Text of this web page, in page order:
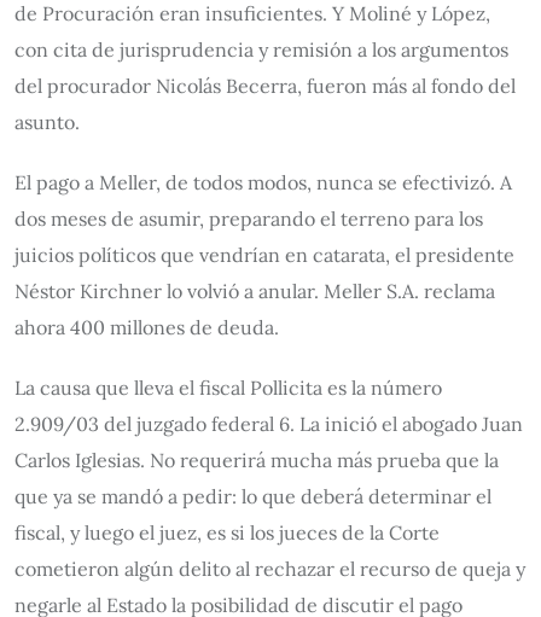
de Procuración eran insuficientes. Y Moliné y López,
con cita de jurisprudencia y remisión a los argumentos
del procurador Nicolás Becerra, fueron más al fondo del
asunto.
El pago a Meller, de todos modos, nunca se efectivizó. A
dos meses de asumir, preparando el terreno para los
juicios políticos que vendrían en catarata, el presidente
Néstor Kirchner lo volvió a anular. Meller S.A. reclama
ahora 400 millones de deuda.
La causa que lleva el fiscal Pollicita es la número
2.909/03 del juzgado federal 6. La inició el abogado Juan
Carlos Iglesias. No requerirá mucha más prueba que la
que ya se mandó a pedir: lo que deberá determinar el
fiscal, y luego el juez, es si los jueces de la Corte
cometieron algún delito al rechazar el recurso de queja y
negarle al Estado la posibilidad de discutir el pago